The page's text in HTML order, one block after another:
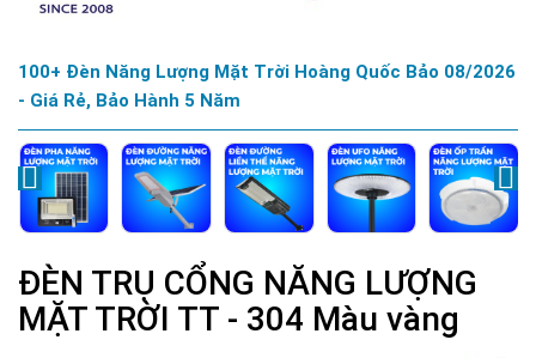
100+ Đèn Năng Lượng Mặt Trời Hoàng Quốc Bảo 08/2026
- Giá Rẻ, Bảo Hành 5 Năm
ĐÈN TRỤ CỔNG NĂNG LƯỢNG
MẶT TRỜI TT - 304 Màu vàng